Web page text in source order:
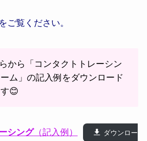
ご覧ください。
から「コンタクトトレーシン
ム」の記入例をダウンロード
😊
シング（記入例）
ダウンロー